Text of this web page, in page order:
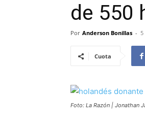
de 550
Por Anderson Bonillas - 5
Cuota
Foto: La Razón | Jonathan